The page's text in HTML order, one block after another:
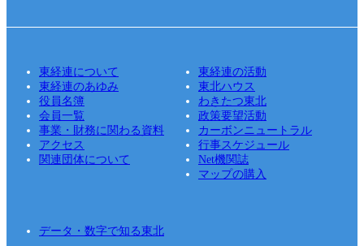
東経連について
東経連の活動
東経連のあゆみ
東北ハウス
役員名簿
わきたつ東北
会員一覧
政策要望活動
事業・財務に関わる資料
カーボンニュートラル
アクセス
行事スケジュール
関連団体について
Net機関誌
マップの購入
データ・数字で知る東北